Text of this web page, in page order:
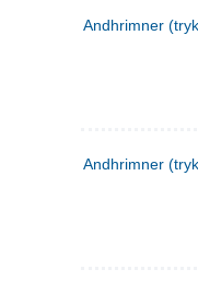
Andhrimner
Andhrimner